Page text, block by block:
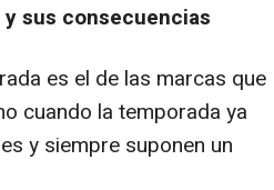
sus consecuencias
es el de las marcas que
cuando la temporada ya
y siempre suponen un